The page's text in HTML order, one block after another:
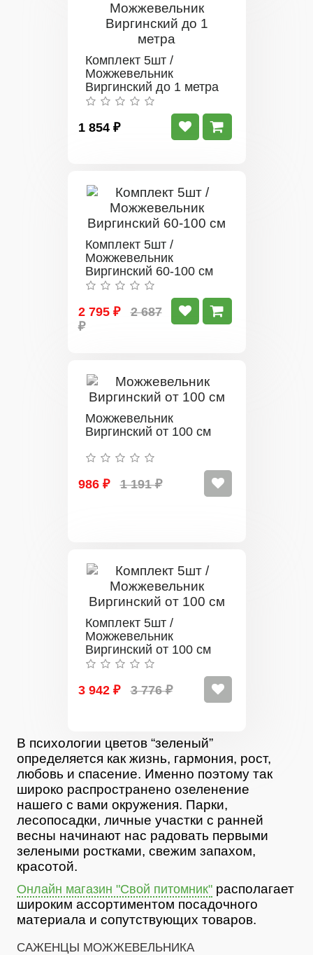
Комплект 5шт /
Можжевельник
Виргинский до 1 метра
1 854 ₽
Комплект 5шт /
Можжевельник
Виргинский 60-100 см
2 795 ₽
2 687
₽
Можжевельник
Виргинский от 100 см
986 ₽ 1 191 ₽
Комплект 5шт /
Можжевельник
Виргинский от 100 см
3 942 ₽ 3 776 ₽
В психологии цветов “зеленый”
определяется как жизнь, гармония, рост,
любовь и спасение. Именно поэтому так
широко распространено озеленение
нашего с вами окружения. Парки,
лесопосадки, личные участки с ранней
весны начинают нас радовать первыми
зелеными ростками, свежим запахом,
красотой.
Онлайн магазин "Свой питомник" располагает
широким ассортиментом посадочного
материала и сопутствующих товаров.
САЖЕНЦЫ МОЖЖЕВЕЛЬНИКА